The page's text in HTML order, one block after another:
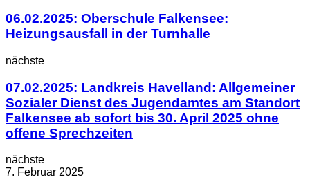
06.02.2025: Oberschule Falkensee:
Heizungsausfall in der Turnhalle
nächste
07.02.2025: Landkreis Havelland: Allgemeiner
Sozialer Dienst des Jugendamtes am Standort
Falkensee ab sofort bis 30. April 2025 ohne
offene Sprechzeiten
nächste
7. Februar 2025